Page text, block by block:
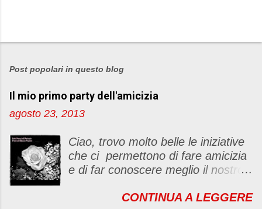
P
s
a
u
c
o
m
m
Post popolari in questo blog
Il mio primo party dell'amicizia
agosto 23, 2013
Ciao, trovo molto belle le iniziative
che ci permettono di fare amicizia
e di far conoscere meglio il nostro
un "party" dell'amicizia .... Mi
CONTINUA A LEGGERE